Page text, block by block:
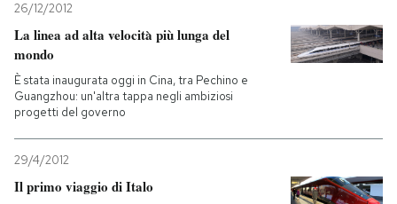
26/12/2012
La linea ad alta velocità più lunga del
mondo
È stata inaugurata oggi in Cina, tra Pechino e
Guangzhou: un'altra tappa negli ambiziosi
progetti del governo
29/4/2012
Il primo viaggio di Italo